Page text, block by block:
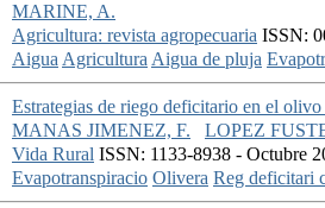
MARINE, A.
Agricultura: revista agropecuaria ISSN:
AiguaAgriculturaAigua de pluja
Estrategias de riego deficitario en el
MANAS JIMENEZ, F.
LOPEZ
Vida Rural ISSN: 1133-8938 - Octubre
Evapotranspiracio Olivera Reg deficitari